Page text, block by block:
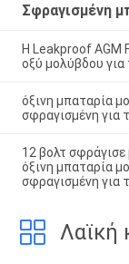
Σφραγισμένη
Η Leakproof AGM
οξύ μολύβδου
όξινη μπαταρία
σφραγισμένη για
12 βολτ
όξινη μπαταρία
σφραγισμένη για
Λαϊκή